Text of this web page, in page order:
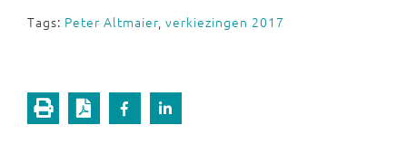
Tags: Peter Altmaier, verkiezingen 2017